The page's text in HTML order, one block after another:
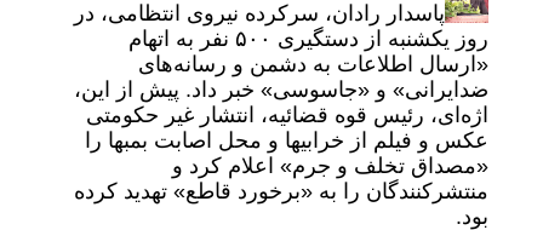
پاسدار رادان، سرکرده نیروی انتظامی، در
روز یکشنبه از دستگیری ۵۰۰ نفر به اتهام
«ارسال اطلاعات به دشمن و رسانه‌های
ضدایرانی» و «جاسوسی» خبر داد. پیش از این،
اژه‌ای، رئیس قوه قضائیه، انتشار غیر حکومتی
عکس و فیلم از خرابیها و محل اصابت بمبها را
«مصداق تخلف و جرم» اعلام کرد و
منتشرکنندگان را به «برخورد قاطع» تهدید کرده
بود.